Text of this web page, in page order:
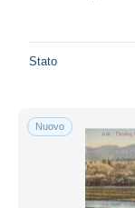
Stato
Nuovo